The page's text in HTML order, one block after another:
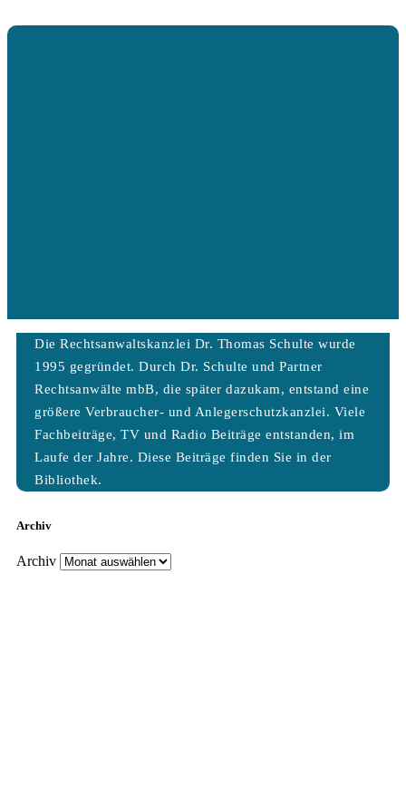
Die Rechtsanwaltskanzlei Dr. Thomas Schulte wurde
1995 gegründet. Durch Dr. Schulte und Partner
Rechtsanwälte mbB, die später dazukam, entstand eine
größere Verbraucher- und Anlegerschutzkanzlei. Viele
Fachbeiträge, TV und Radio Beiträge entstanden, im
Laufe der Jahre. Diese Beiträge finden Sie in der
Bibliothek.
Archiv
Archiv